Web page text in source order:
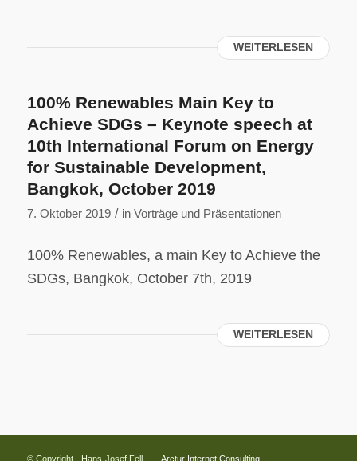
WEITERLESEN
100% Renewables Main Key to
Achieve SDGs – Keynote speech at
10th International Forum on Energy
for Sustainable Development,
Bangkok, October 2019
7. Oktober 2019 / in Vorträge und Präsentationen
100% Renewables, a main Key to Achieve the
SDGs, Bangkok, October 7th, 2019
WEITERLESEN
© Copyright - Hans-Josef Fell | Arctur Internet Consulting